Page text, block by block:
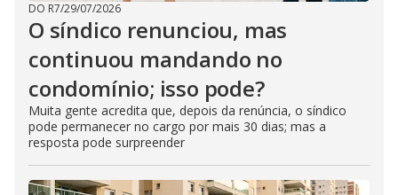
DO R7/29/07/2026
O síndico renunciou, mas
continuou mandando no
condomínio; isso pode?
Muita gente acredita que, depois da renúncia, o síndico
pode permanecer no cargo por mais 30 dias; mas a
resposta pode surpreender